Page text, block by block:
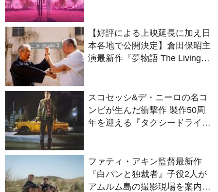
【好評による上映延長に加え日
本各地で公開決定】倉田保昭主
演最新作『夢物語 The Living
スコセッシ&デ・ニーロの名コ
ンビが生んだ衝撃作 製作50周
年を迎える『タクシードライバ
ファティ・アキン監督最新作
『白パンと独裁者』子役2人が
アムルム島の撮影現場を案内！